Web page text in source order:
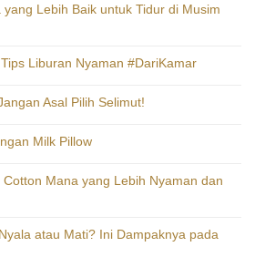
yang Lebih Baik untuk Tidur di Musim
Liburan Nyaman #DariKamar
Asal Pilih Selimut!
Milk Pillow
Mana yang Lebih Nyaman dan
atau Mati? Ini Dampaknya pada